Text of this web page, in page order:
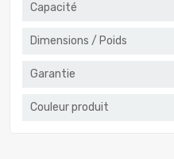
Capacité
Dimensions / Poids
Garantie
Couleur produit